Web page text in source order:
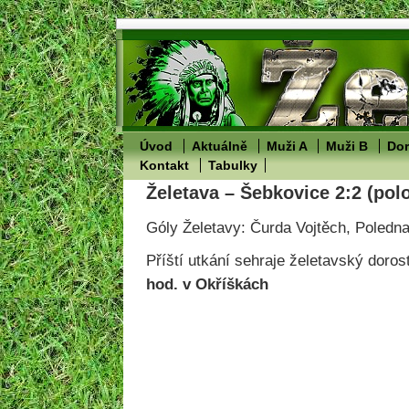
Úvod Aktuálně Muži A Muži B
Kontakt
Tabulky
Želetava – Šebkovice 2:2
Góly Želetavy: Čurda Vojtěch,
Příští utkání sehraje želetavský
hod. v Okříškách